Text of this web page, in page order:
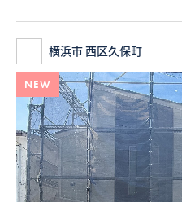
横浜市 西区久保町
NEW